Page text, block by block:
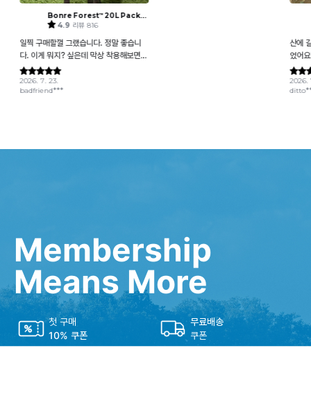
Membership
Means More
첫 구매
10% 쿠폰
무료배송
쿠폰